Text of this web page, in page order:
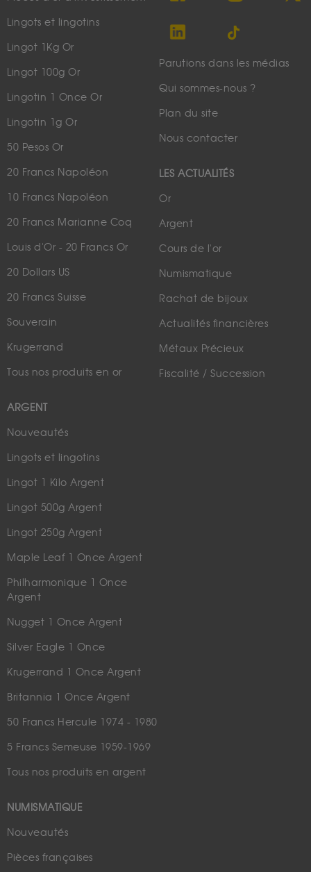
Lingots et lingotins
Lingot 1Kg Or
Lingot 100g Or
Lingotin 1 Once Or
Lingotin 1g Or
50 Pesos Or
20 Francs Napoléon
10 Francs Napoléon
20 Francs Marianne Coq
Louis d'Or - 20 Francs Or
20 Dollars US
20 Francs Suisse
Souverain
Krugerrand
Tous nos produits en or
ARGENT
Nouveautés
Lingots et lingotins
Lingot 1 Kilo Argent
Lingot 500g Argent
Lingot 250g Argent
Maple Leaf 1 Once Argent
Philharmonique 1 Once
Argent
Nugget 1 Once Argent
Silver Eagle 1 Once
Krugerrand 1 Once Argent
Britannia 1 Once Argent
50 Francs Hercule 1974 - 1980
5 Francs Semeuse 1959-1969
Tous nos produits en argent
NUMISMATIQUE
Nouveautés
Pièces françaises
Parutions dans les médias
Qui sommes-nous ?
Plan du site
Nous contacter
LES ACTUALITÉS
Or
Argent
Cours de l'or
Numismatique
Rachat de bijoux
Actualités financières
Métaux Précieux
Fiscalité / Succession